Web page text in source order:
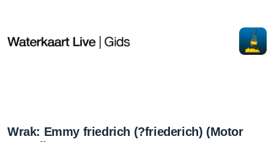
Wrak: Emmy friedrich (?friederich) (Motor